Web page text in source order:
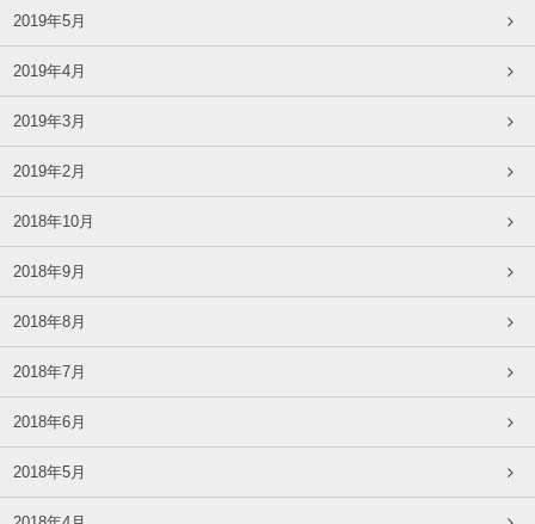
2019年5月
2019年4月
2019年3月
2019年2月
2018年10月
2018年9月
2018年8月
2018年7月
2018年6月
2018年5月